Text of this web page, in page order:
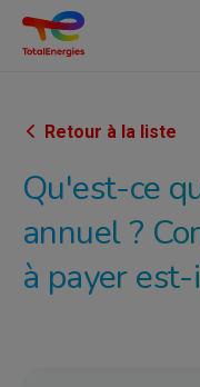
contenuRetour à la liste
Qu'est-ce
annuel ?
à payer